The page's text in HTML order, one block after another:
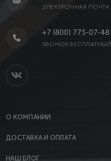
ЭЛЕКТРОННАЯ ПОЧТА
+7 (800) 775-07-48
ЗВОНОК БЕСПЛАТНЫЙ
О КОМПАНИИ
ДОСТАВКА И ОПЛАТА
НАШ БЛОГ